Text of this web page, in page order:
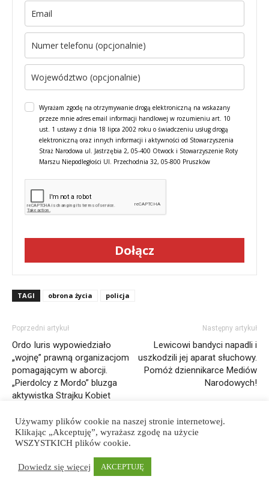
Wyrażam zgodę na otrzymywanie drogą elektroniczną na wskazany
przeze mnie adres email informacji handlowej w rozumieniu art. 10
ust. 1 ustawy z dnia 18 lipca 2002 roku o świadczeniu usług drogą
elektroniczną oraz innych informacji i aktywności od Stowarzyszenia
Straż Narodowa ul. Jastrzębia 2, 05-400 Otwock i Stowarzyszenie Roty
Marszu Niepodległości Ul. Przechodnia 32, 05-800 Pruszków
Dołącz
TAGI obrona życia policja
Poprzedni artykuł
Ordo Iuris wypowiedziało
„wojnę” prawną organizacjom
pomagającym w aborcji.
„Pierdolcy z Mordo” bluzga
aktywistka Strajku Kobiet
Następny artykuł
Lewicowi bandyci napadli i
uszkodzili jej aparat słuchowy.
Pomóż dziennikarce Mediów
Narodowych!
Polityka prywatności Regulamin strony
© Newspaper WordPress Theme by TagDiv
Używamy plików cookie na naszej stronie internetowej.
Klikając „Akceptuję”, wyrażasz zgodę na użycie
WSZYSTKICH plików cookie.
Dowiedz się więcej AKCEPTUJĘ